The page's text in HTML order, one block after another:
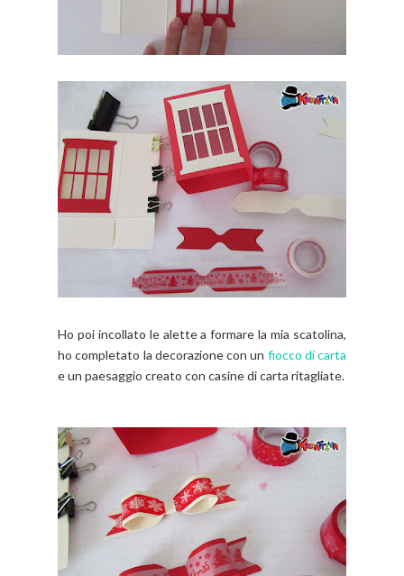
Ho poi incollato le alette a formare la mia scatolina,
ho completato la decorazione con un fiocco di carta
e un paesaggio creato con casine di carta ritagliate.